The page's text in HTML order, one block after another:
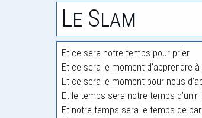
Le Slam
Et ce sera notre temps pour prier
Et ce sera le moment d’apprendre
Et ce sera le moment pour nous
Et le temps sera notre temps
Et notre temps sera le temps de